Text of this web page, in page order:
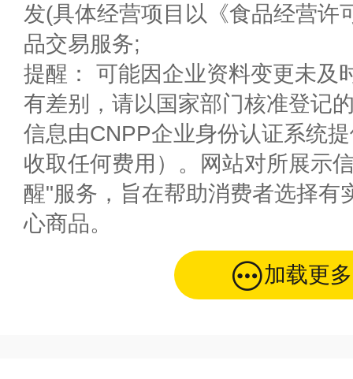
发(具体经营项目以《食品经营许
品交易服务;
提醒： 可能因企业资料变更未及
有差别，请以国家部门核准登记
信息由CNPP企业身份认证系统
收取任何费用）。网站对所展示
醒"服务，旨在帮助消费者选择有
心商品。
加载更多